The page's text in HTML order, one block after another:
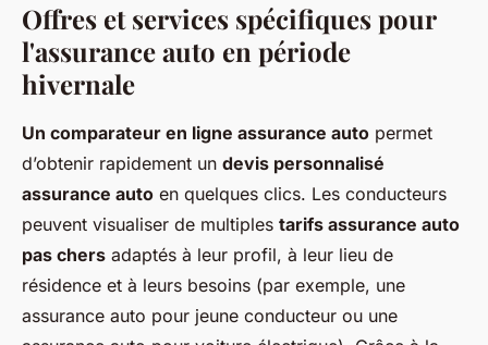
Offres et services spécifiques pour
l'assurance auto en période
hivernale
Un comparateur en ligne assurance auto permet
d’obtenir rapidement un devis personnalisé
assurance auto en quelques clics. Les conducteurs
peuvent visualiser de multiples tarifs assurance auto
pas chers adaptés à leur profil, à leur lieu de
résidence et à leurs besoins (par exemple, une
assurance auto pour jeune conducteur ou une